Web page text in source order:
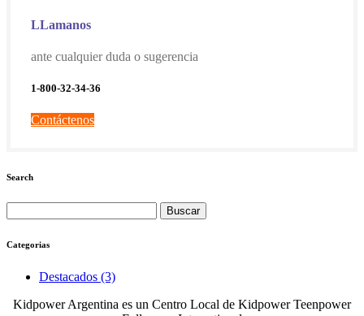
LLamanos
ante cualquier duda o sugerencia
1-800-32-34-36
Contáctenos
Search
Categorias
Destacados (3)
Kidpower Argentina es un Centro Local de Kidpower Teenpower